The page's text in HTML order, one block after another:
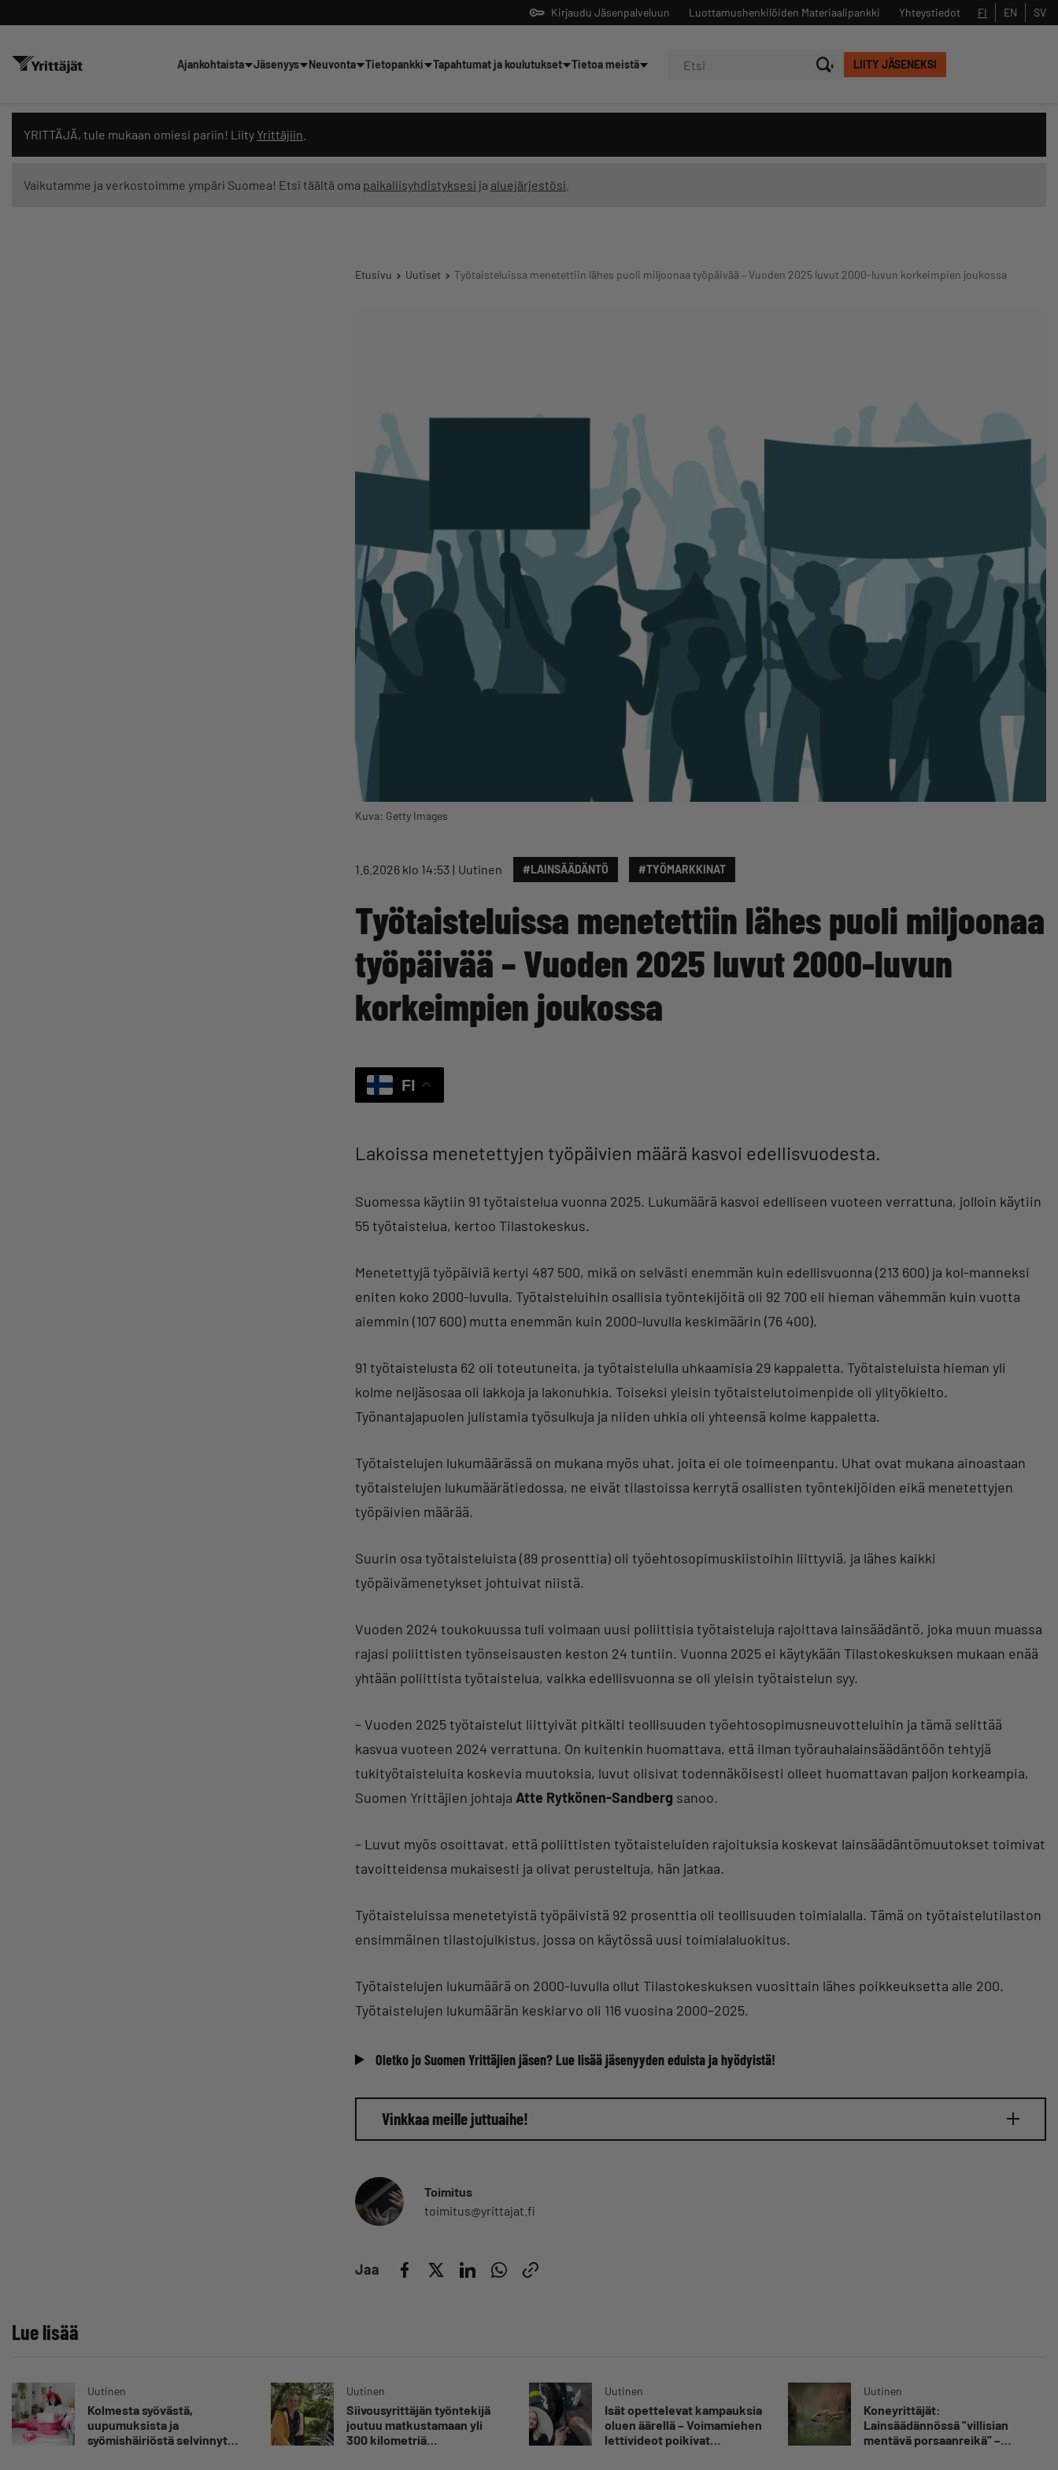
Kirjaudu Jäsenpalveluun Yhteystiedot
Luottamushenkilöiden Materiaalipankki FI EN SV
LIITY JÄSENEKSI
Ajankohtaista Jäsenyys Neuvonta Tietopankki Tapahtumat ja koulutukset Tietoa meistä
YRITTÄJÄ, tule mukaan omiesi pariin! Liity Yrittäjiin
Vaikutamme ja verkostoimme ympäri Suomea! Etsi täältä oma paikallisyhdistyksesi ja aluejärjestösi
Etusivu Uutiset Työtaisteluissa menetettiin lähes puoli miljoonaa työpäivää – Vuoden 2025 luvut 2000-luvun korkeimpien joukossa
Kuva: Getty Images
1.6.2026 klo 14:53 Uutinen #LAINSÄÄDÄNTÖ #TYÖMARKKINAT
Työtaisteluissa menetettiin lähes puoli miljoonaa
työpäivää – Vuoden 2025 luvut 2000-luvun
korkeimpien joukossa
FI
Lakoissa menetettyjen työpäivien määrä kasvoi edellisvuodesta.
Suomessa käytiin 91 työtaistelua vuonna 2025. Lukumäärä kasvoi edelliseen vuoteen verrattuna, jolloin käytiin
55 työtaistelua, kertoo Tilastokeskus.
Menetettyjä työpäiviä kertyi 487 500, mikä on selvästi enemmän kuin edellisvuonna (213 600) ja kol-manneksi
eniten koko 2000-luvulla. Työtaisteluihin osallisia työntekijöitä oli 92 700 eli hieman vähemmän kuin vuotta
aiemmin (107 600) mutta enemmän kuin 2000-luvulla keskimäärin (76 400).
91 työtaistelusta 62 oli toteutuneita, ja työtaistelulla uhkaamisia 29 kappaletta. Työtaisteluista hieman yli
kolme neljäsosaa oli lakkoja ja lakonuhkia. Toiseksi yleisin työtaistelutoimenpide oli ylityökielto.
Työnantajapuolen julistamia työsulkuja ja niiden uhkia oli yhteensä kolme kappaletta.
Työtaistelujen lukumäärässä on mukana myös uhat, joita ei ole toimeenpantu. Uhat ovat mukana ainoastaan
työtaistelujen lukumäärätiedossa, ne eivät tilastoissa kerrytä osallisten työntekijöiden eikä menetettyjen
työpäivien määrää.
Suurin osa työtaisteluista (89 prosenttia) oli työehtosopimuskiistoihin liittyviä, ja lähes kaikki
työpäivämenetykset johtuivat niistä.
Vuoden 2024 toukokuussa tuli voimaan uusi poliittisia työtaisteluja rajoittava lainsäädäntö, joka muun muassa
rajasi poliittisten työnseisausten keston 24 tuntiin. Vuonna 2025 ei käytykään Tilastokeskuksen mukaan enää
yhtään poliittista työtaistelua, vaikka edellisvuonna se oli yleisin työtaistelun syy.
– Vuoden 2025 työtaistelut liittyivät pitkälti teollisuuden työehtosopimusneuvotteluihin ja tämä selittää
kasvua vuoteen 2024 verrattuna. On kuitenkin huomattava, että ilman työrauhalainsäädäntöön tehtyjä
tukityötaisteluita koskevia muutoksia, luvut olisivat todennäköisesti olleet huomattavan paljon korkeampia,
Suomen Yrittäjien johtaja Atte Rytkönen-Sandberg sanoo.
– Luvut myös osoittavat, että poliittisten työtaisteluiden rajoituksia koskevat lainsäädäntömuutokset toimivat
tavoitteidensa mukaisesti ja olivat perusteltuja, hän jatkaa.
Työtaisteluissa menetetyistä työpäivistä 92 prosenttia oli teollisuuden toimialalla. Tämä on työtaistelutilaston
ensimmäinen tilastojulkistus, jossa on käytössä uusi toimialaluokitus.
Työtaistelujen lukumäärä on 2000-luvulla ollut Tilastokeskuksen vuosittain lähes poikkeuksetta alle 200.
Työtaistelujen lukumäärän keskiarvo oli 116 vuosina 2000–2025.
Oletko jo Suomen Yrittäjien jäsen? Lue lisää jäsenyyden eduista ja hyödyistä!
Vinkkaa meille juttuaihe!
Toimitus
toimitus@yrittajat.fi
Jaa
Lue lisää
Uutinen
Kolmesta syövästä,
uupumuksista ja
syömishäiriöstä selvinnyt
Uutinen
Siivousyrittäjän työntekijä
joutuu matkustamaan yli
300 kilometriä
Uutinen
Isät opettelevat kampauksia
oluen äärellä – Voimamiehen
lettivideot poikivat
Uutinen
Koneyrittäjät:
Lainsäädännössä ”villisian
mentävä porsaanreikä” –
Sulje
Hae sivustolta tai kysy suoraan Yrittäjien tekoälyltä